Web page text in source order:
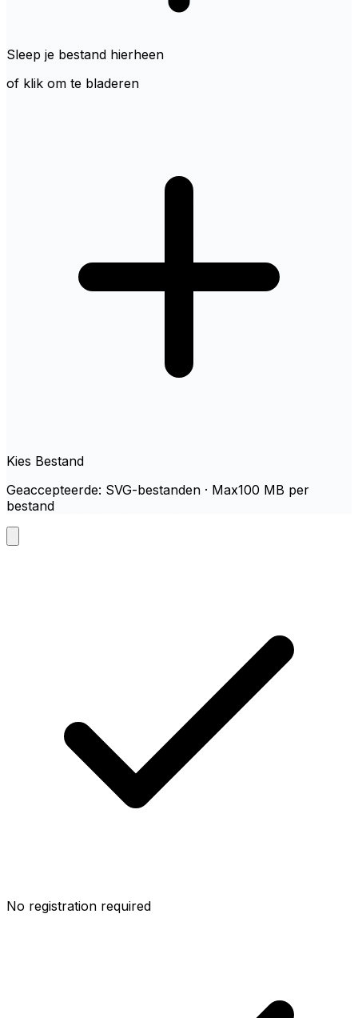
Sleep je bestand hierheen
of klik om te bladeren
Kies Bestand
Geaccepteerde: SVG-bestanden · Max100 MB per
bestand
No registration required